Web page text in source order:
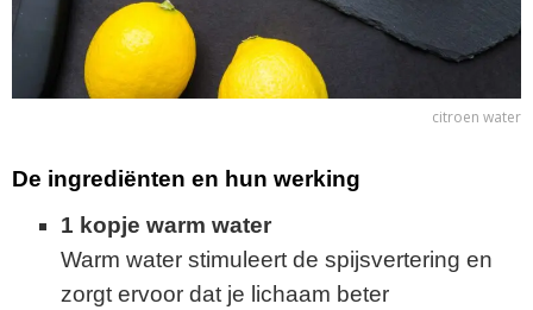
citroen water
De ingrediënten en hun werking
1 kopje warm water
Warm water stimuleert de spijsvertering en
zorgt ervoor dat je lichaam beter